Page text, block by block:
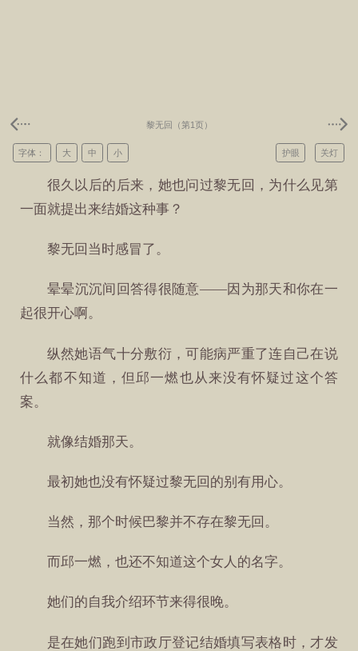
黎无回（第1页）
关灯
护眼
字体： 大 中 小
很久以后的后来，她也问过黎无回，为什么见第
一面就提出来结婚这种事？
黎无回当时感冒了。
晕晕沉沉间回答得很随意——因为那天和你在一
起很开心啊。
纵然她语气十分敷衍，可能病严重了连自己在说
什么都不知道，但邱一燃也从来没有怀疑过这个答
案。
就像结婚那天。
最初她也没有怀疑过黎无回的别有用心。
当然，那个时候巴黎并不存在黎无回。
而邱一燃，也还不知道这个女人的名字。
她们的自我介绍环节来得很晚。
是在她们跑到市政厅登记结婚填写表格时，才发